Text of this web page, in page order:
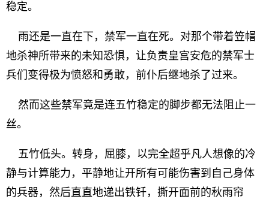
稳定。
雨还是一直在下，禁军一直在死。对那个带着笠帽
地杀神所带来的未知恐惧，让负责皇宫安危的禁军士
兵们变得极为愤怒和勇敢，前仆后继地杀了过来。
然而这些禁军竟是连五竹稳定的脚步都无法阻止一
丝。
五竹低头。转身，屈膝，以完全超乎凡人想像的冷
静与计算能力，平静地让开所有可能伤害到自己身体
的兵器，然后直直地递出铁钎，撕开面前的秋雨帘